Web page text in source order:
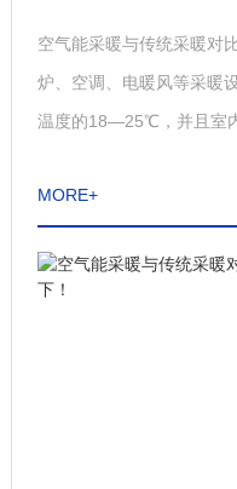
空气能采暖与传统采暖对
炉、空调、电暖风等采暖
温度的18—25℃，并且室
热片，能够实现家里每一
MORE+